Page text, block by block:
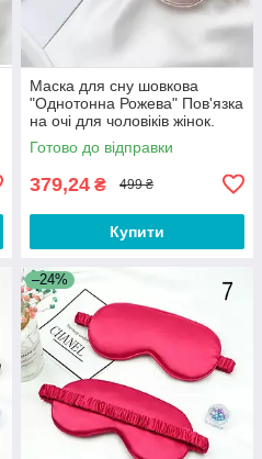
Маска для сну шовкова
"Однотонна Рожева" Пов'язка
на очі для чоловіків жінок.
Маска для сну рожева
Готово до відправки
379,24 ₴ 499 ₴
Купити
–24%